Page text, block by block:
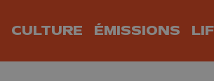
CULTURE ÉMISSIONS